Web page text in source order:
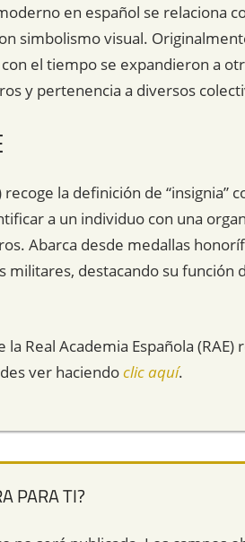
en español se relaciona
simbolismo visual.
el tiempo se expandieron a
y pertenencia a diversos
recoge la definición de
a un individuo con una
Abarca desde medallas
militares, destacando su función
la Real Academia Española
ver haciendoclic aquí.
PARA TI?